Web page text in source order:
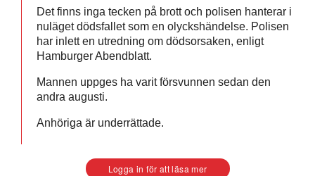
Det finns inga tecken på brott och polisen hanterar i
nuläget dödsfallet som en olyckshändelse. Polisen
har inlett en utredning om dödsorsaken, enligt
Hamburger Abendblatt.
Mannen uppges ha varit försvunnen sedan den
andra augusti.
Anhöriga är underrättade.
Logga in för att läsa mer